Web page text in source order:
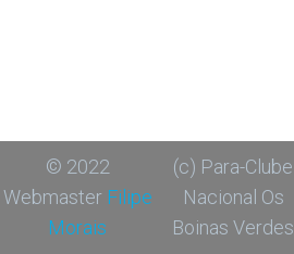
© 2022
Webmaster Filipe
Morais
(c) Para-Clube
Nacional Os
Boinas Verdes